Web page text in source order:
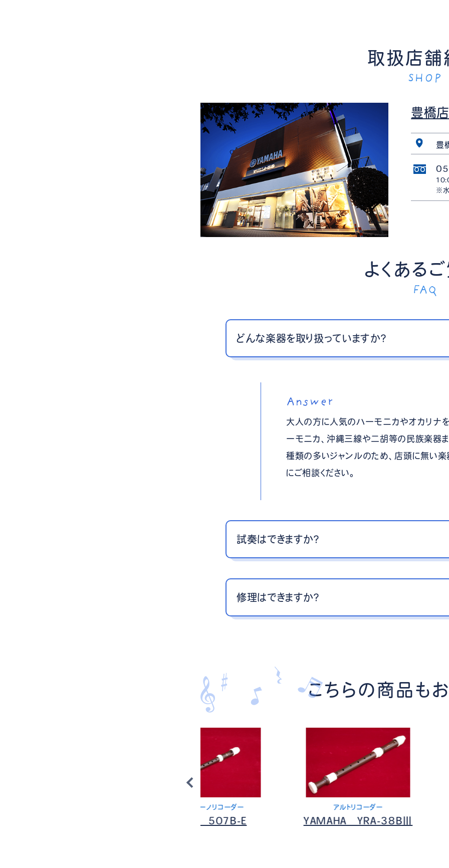
取扱店舗
SHOP
豊橋
豊
※水
よくある
FAQ
どんな楽器を取り扱っていますか？
Answer
大人の方に人気のハーモニカやオカリナ
ーモニカ、沖縄三線や二胡等の民族楽器
種類の多いジャンルのため、店頭に無い
にご相談ください。
試奏はできますか？
修理はできますか？
こちらの商品も
YAMAHA YRA-38BⅢ Aulos